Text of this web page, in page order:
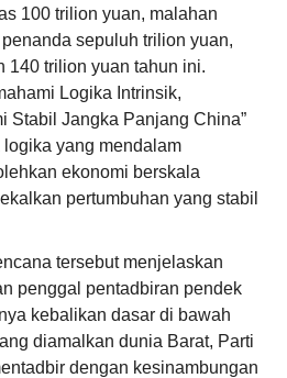
100 trilion yuan, malahan
sepuluh trilion yuan,
140 trilion yuan tahun ini.
Logika Intrinsik,
Stabil Jangka Panjang China”
yang mendalam
ekonomi berskala
pertumbuhan yang stabil
tersebut menjelaskan
penggal pentadbiran pendek
kebalikan dasar di bawah
diamalkan dunia Barat, Parti
dengan kesinambungan